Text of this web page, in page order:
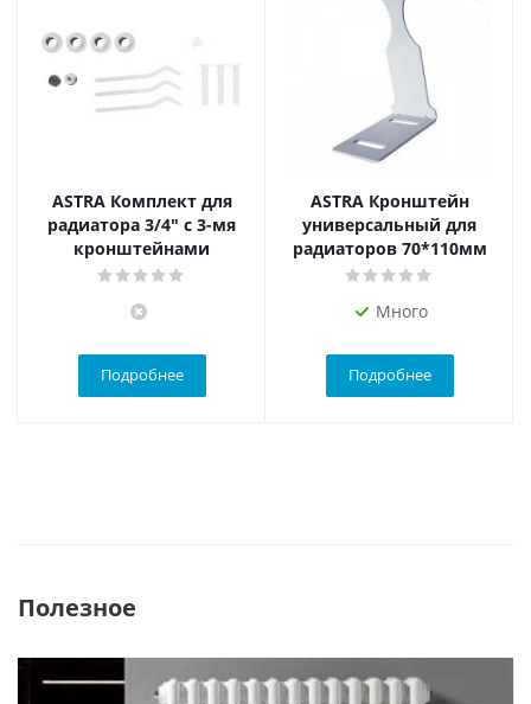
ASTRA Комплект для
радиатора 3/4" с 3-мя
кронштейнами
Подробнее
ASTRA Кронштейн
универсальный для
радиаторов 70*110мм
Много
Подробнее
Полезное